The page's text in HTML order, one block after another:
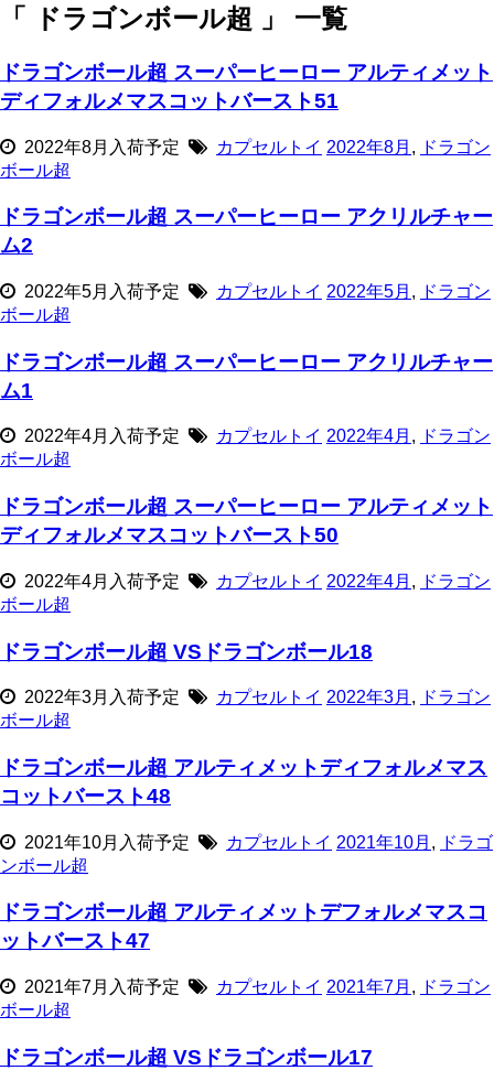
「 ドラゴンボール超 」 一覧
ドラゴンボール超 スーパーヒーロー アルティメット
ディフォルメマスコットバースト51
2022年8月入荷予定 カプセルトイ 2022年8月 , ドラゴン
ボール超
ドラゴンボール超 スーパーヒーロー アクリルチャー
ム2
2022年5月入荷予定 カプセルトイ 2022年5月 , ドラゴン
ボール超
ドラゴンボール超 スーパーヒーロー アクリルチャー
ム1
2022年4月入荷予定 カプセルトイ 2022年4月 , ドラゴン
ボール超
ドラゴンボール超 スーパーヒーロー アルティメット
ディフォルメマスコットバースト50
2022年4月入荷予定 カプセルトイ 2022年4月 , ドラゴン
ボール超
ドラゴンボール超 VSドラゴンボール18
2022年3月入荷予定 カプセルトイ 2022年3月 , ドラゴン
ボール超
ドラゴンボール超 アルティメットディフォルメマス
コットバースト48
2021年10月入荷予定 カプセルトイ 2021年10月 , ドラゴ
ンボール超
ドラゴンボール超 アルティメットデフォルメマスコ
ットバースト47
2021年7月入荷予定 カプセルトイ 2021年7月 , ドラゴン
ボール超
ドラゴンボール超 VSドラゴンボール17